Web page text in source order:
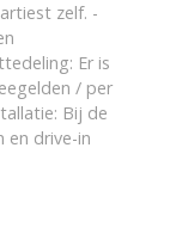
zelf. -
Er is
/ per
Bij de
en drive-in